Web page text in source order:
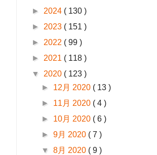
► 2024 ( 130 )
► 2023 ( 151 )
► 2022 ( 99 )
► 2021 ( 118 )
▼ 2020 ( 123 )
► 12月 2020 ( 13 )
► 11月 2020 ( 4 )
► 10月 2020 ( 6 )
►9月 2020 ( 7 )
▼8月 2020 ( 9 )